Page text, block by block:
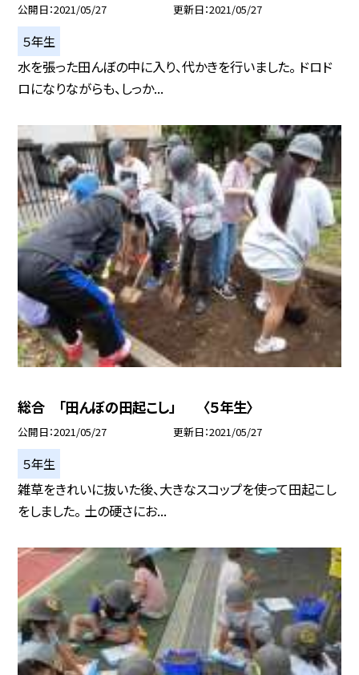
公開日 2021/05/27 更新日 2021/05/27
５年生
水を張った田んぼの中に入り、代かきを行いました。 ドロド
ロになりながらも、しっか...
総合 「田んぼの田起こし」 〈５年生〉
公開日 2021/05/27 更新日 2021/05/27
５年生
雑草をきれいに抜いた後、大きなスコップを使って田起こし
をしました。 土の硬さにお...